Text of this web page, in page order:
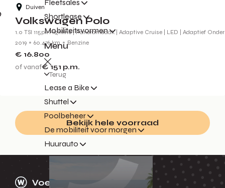
Fleetsales
Shortlease
Mobiliteitsvormen
Menu
Terug
Lease a Bike
Shuttel
Poolbeheer
De mobiliteit voor morgen
Huurauto
Bekijk hele voorraad
Duiven
Volkswagen Polo
1.0 TSI 115pk Highline | Panoramadak | Adaptive Cruise | LED | Adaptief
2019
60.476 km Benzine
€ 16.800
of vanaf€ 151 p.m.